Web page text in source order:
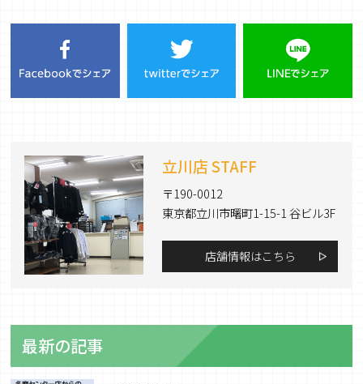
立川店 STAFF
〒190-0012
東京都立川市曙町1-15-1 谷ビル3F
店舗情報はこちら
最新の記事